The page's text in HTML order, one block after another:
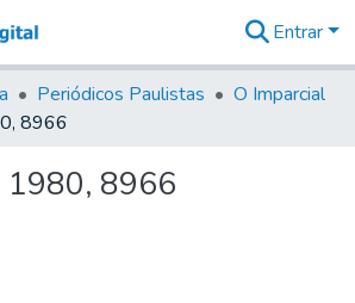
&
Coleções
Tudo na
Digital
Entrar
Periódicos Paulistas
O Imparcial
8966
1980, 8966